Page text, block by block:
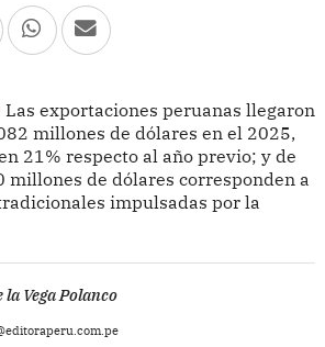
Las exportaciones peruanas llegaron
millones de dólares en el 2025,
21% respecto al año previo; y de
millones de dólares corresponden a
impulsadas por la
la Vega Polanco